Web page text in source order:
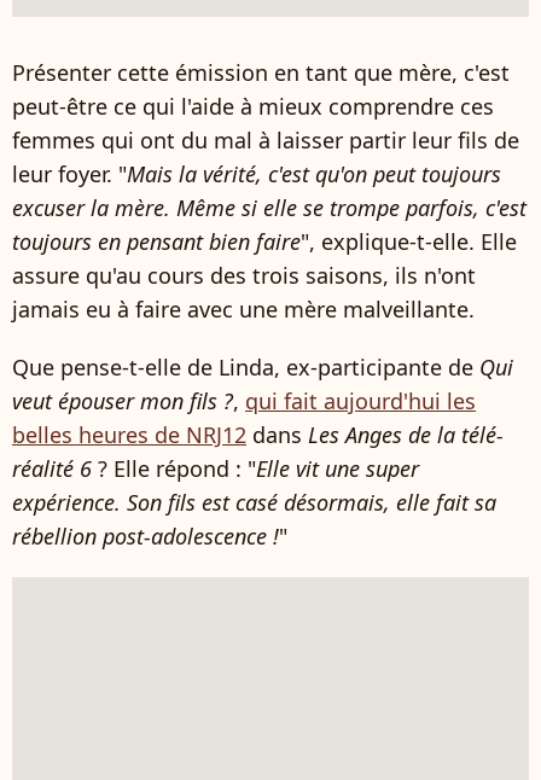
Présenter cette émission en tant que mère, c'est
peut-être ce qui l'aide à mieux comprendre ces
femmes qui ont du mal à laisser partir leur fils de
leur foyer. "Mais la vérité, c'est qu'on peut toujours
excuser la mère. Même si elle se trompe parfois, c'est
toujours en pensant bien faire", explique-t-elle. Elle
assure qu'au cours des trois saisons, ils n'ont
jamais eu à faire avec une mère malveillante.
Que pense-t-elle de Linda, ex-participante de Qui
veut épouser mon fils ?, qui fait aujourd'hui les
belles heures de NRJ12 dans Les Anges de la télé-
réalité 6 ? Elle répond : "Elle vit une super
expérience. Son fils est casé désormais, elle fait sa
rébellion post-adolescence !"